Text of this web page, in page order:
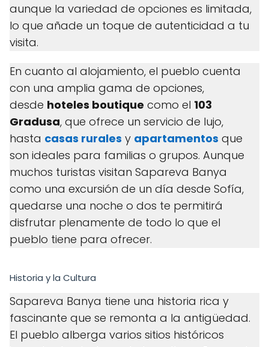
aunque la variedad de opciones es limitada,
lo que añade un toque de autenticidad a tu
visita.
En cuanto al alojamiento, el pueblo cuenta
con una amplia gama de opciones,
desde hoteles boutique como el 103
Gradusa, que ofrece un servicio de lujo,
hasta casas rurales y apartamentos que
son ideales para familias o grupos. Aunque
muchos turistas visitan Sapareva Banya
como una excursión de un día desde Sofía,
quedarse una noche o dos te permitirá
disfrutar plenamente de todo lo que el
pueblo tiene para ofrecer.
Historia y la Cultura
Sapareva Banya tiene una historia rica y
fascinante que se remonta a la antigüedad.
El pueblo alberga varios sitios históricos